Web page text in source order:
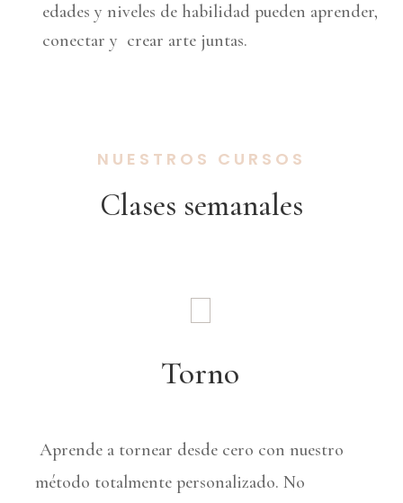
edades y niveles de habilidad pueden aprender,
conectar y crear arte juntas.
NUESTROS CURSOS
Clases semanales
Torno
Aprende a tornear desde cero con nuestro
método totalmente personalizado. No